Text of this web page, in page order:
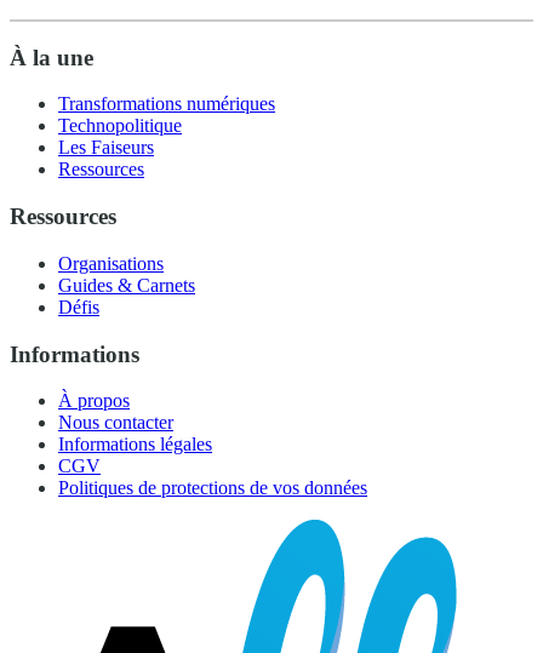
À la une
Transformations numériques
Technopolitique
Les Faiseurs
Ressources
Ressources
Organisations
Guides & Carnets
Défis
Informations
À propos
Nous contacter
Informations légales
CGV
Politiques de protections de vos données